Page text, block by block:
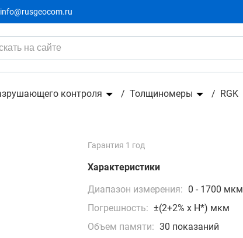
info@rusgeocom.ru
контроля Толщиномеры RGK
Гарантия 1 год
Характеристики
Диапазон измерения: 0 - 1700 мкм
Погрешность: ±(2+2% х H*) мкм
Объем памяти: 30 показаний